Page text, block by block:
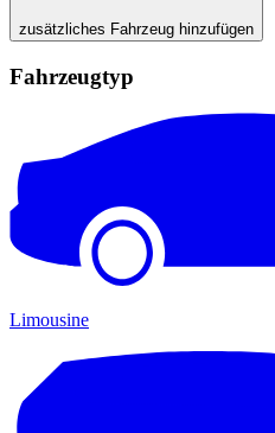
zusätzliches Fahrzeug hinzufügen
Fahrzeugtyp
Limousine